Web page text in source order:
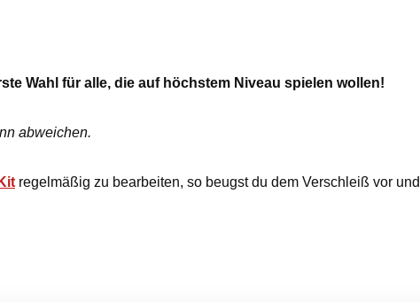
Wahl für alle, die auf höchstem Niveau spielen wollen!
abweichen.
regelmäßig zu bearbeiten, so beugst du dem Verschleiß vor